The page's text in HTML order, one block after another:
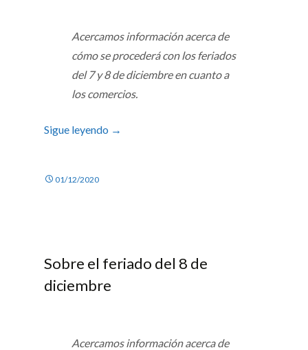
Acercamos información acerca de
cómo se procederá con los feriados
del 7 y 8 de diciembre en cuanto a
los comercios.
Sigue leyendo →
01/12/2020
Sobre el feriado del 8 de
diciembre
Acercamos información acerca de